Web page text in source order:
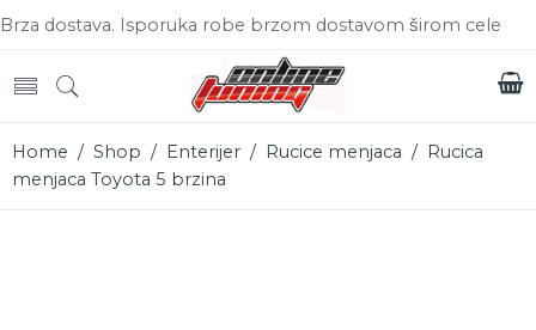
Brza dostava. Isporuka robe brzom dostavom širom cele
Home / Shop / Enterijer / Rucice menjaca / Rucica
menjaca Toyota 5 brzina